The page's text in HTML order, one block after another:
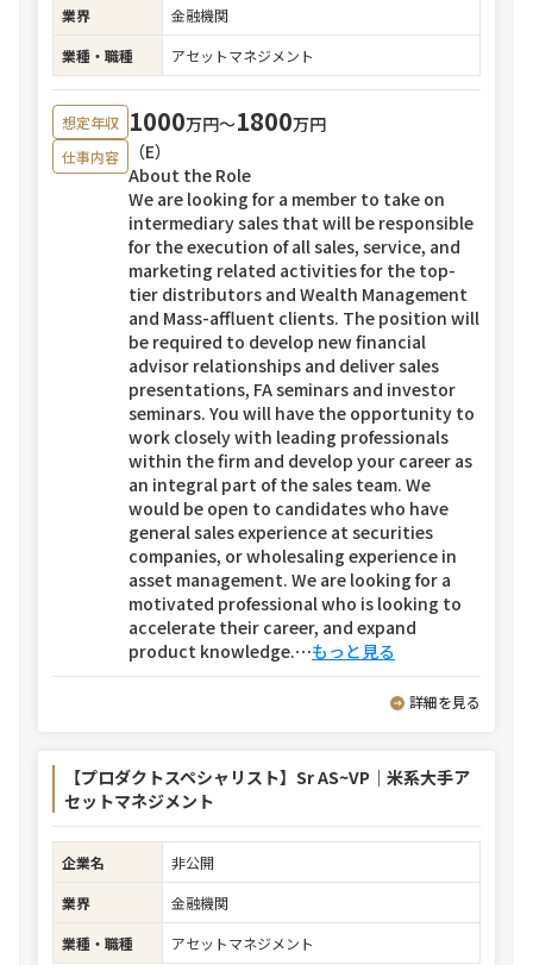
業界
金融機関
業種・職種
アセットマネジメント
想定年収 1000万円〜1800万円
仕事内容
（E）
About the Role
We are looking for a member to take on
intermediary sales that will be responsible
for the execution of all sales, service, and
marketing related activities for the top-
tier distributors and Wealth Management
and Mass-affluent clients. The position will
be required to develop new financial
advisor relationships and deliver sales
presentations, FA seminars and investor
seminars. You will have the opportunity to
work closely with leading professionals
within the firm and develop your career as
an integral part of the sales team. We
would be open to candidates who have
general sales experience at securities
companies, or wholesaling experience in
asset management. We are looking for a
motivated professional who is looking to
accelerate their career, and expand
product knowledge.⋯もっと見る
詳細を見る
【プロダクトスペシャリスト】Sr AS~VP｜米系大手ア
セットマネジメント
企業名
非公開
業界
金融機関
業種・職種
アセットマネジメント